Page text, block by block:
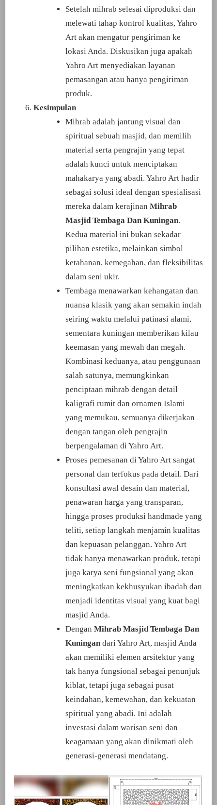
Setelah mihrab selesai diproduksi dan
melewati tahap kontrol kualitas, Yahro
Art akan mengatur pengiriman ke
lokasi Anda. Diskusikan juga apakah
Yahro Art menyediakan layanan
pemasangan atau hanya pengiriman
produk.
Kesimpulan
Mihrab adalah jantung visual dan
spiritual sebuah masjid, dan memilih
material serta pengrajin yang tepat
adalah kunci untuk menciptakan
mahakarya yang abadi. Yahro Art hadir
sebagai solusi ideal dengan spesialisasi
mereka dalam kerajinan Mihrab
Masjid Tembaga Dan Kuningan.
Kedua material ini bukan sekadar
pilihan estetika, melainkan simbol
ketahanan, kemegahan, dan fleksibilitas
dalam seni ukir.
Tembaga menawarkan kehangatan dan
nuansa klasik yang akan semakin indah
seiring waktu melalui patinasi alami,
sementara kuningan memberikan kilau
keemasan yang mewah dan megah.
Kombinasi keduanya, atau penggunaan
salah satunya, memungkinkan
penciptaan mihrab dengan detail
kaligrafi rumit dan ornamen Islami
yang memukau, semuanya dikerjakan
dengan tangan oleh pengrajin
berpengalaman di Yahro Art.
Proses pemesanan di Yahro Art sangat
personal dan terfokus pada detail. Dari
konsultasi awal desain dan material,
penawaran harga yang transparan,
hingga proses produksi handmade yang
teliti, setiap langkah menjamin kualitas
dan kepuasan pelanggan. Yahro Art
tidak hanya menawarkan produk, tetapi
juga karya seni fungsional yang akan
meningkatkan kekhusyukan ibadah dan
menjadi identitas visual yang kuat bagi
masjid Anda.
Dengan Mihrab Masjid Tembaga Dan
Kuningandari Yahro Art, masjid Anda
akan memiliki elemen arsitektur yang
tak hanya fungsional sebagai penunjuk
kiblat, tetapi juga sebagai pusat
keindahan, kemewahan, dan kekuatan
spiritual yang abadi. Ini adalah
investasi dalam warisan seni dan
keagamaan yang akan dinikmati oleh
generasi-generasi mendatang.